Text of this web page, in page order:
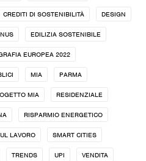
CREDITI DI SOSTENIBILITÀ DESIGN
EDILIZIA SOSTENIBILE
EUROPEA 2022
MIA PARMA
MIA RESIDENZIALE
RISPARMIO ENERGETICO
LAVORO SMART CITIES
TRENDS UPI VENDITA